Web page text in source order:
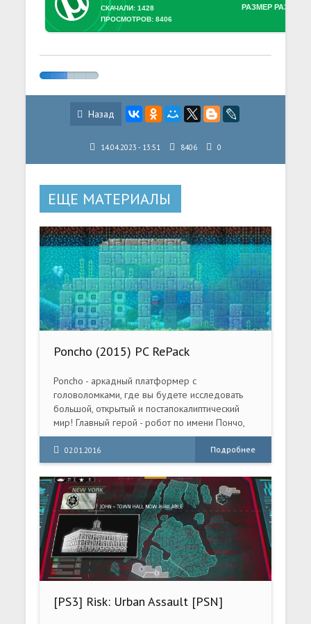
РАЗМЕР
СКАЧАЛИ: 1428
ПРОСМОТРОВ: 8406
Назад
14.04.2023 - 13:51 8406 0
ЕЩЕ МАТЕРИАЛЫ
Poncho (2015) PC RePack
Poncho - аркадный платформер с
головоломками, где вы будете исследовать
большой, открытый и постапокалиптический
мир! Главный герой - робот по имени Пончо,
который ищет своего создателя. Особенностью
игры является возможность переключения
между несколькими 2D-слоями. Робот, пончо и
приключения! Откройте для себя мир
мозаичного платформера со смещением и
найдите ответ на главный вопрос: кто же такой
Пончо? Мир разрушен, от человечества не
осталось и следа. Теперь правят роботы. Но
для Пончо приключения только начинаются!
Исследуйте открытый мир, полный ярких
персонажей, обходите препятствия и решайте
смещения. Сможете ли вы добраться до
02.01.2016 Подробнее
[PS3] Risk: Urban Assault [PSN]
[EUR/RUS]